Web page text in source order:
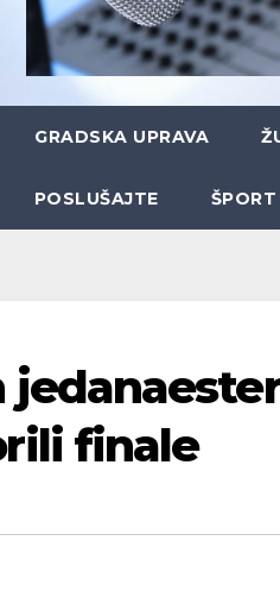
GRADSKA UPRAVA
POSLUŠAJTE ŠPORT
finale